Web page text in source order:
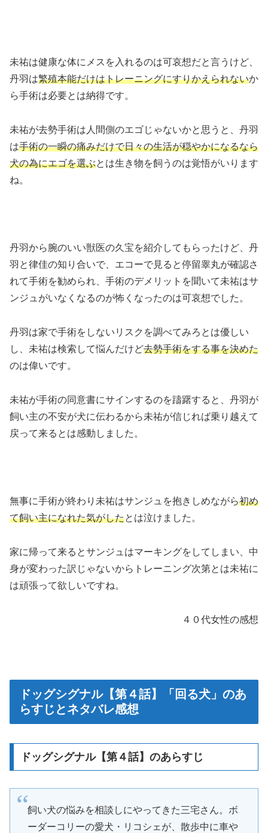
未祐は健康な体にメスを入れるのは可哀想だと言うけど、
丹羽は繁殖本能だけはトレーニングにすりかえられないか
ら手術は必要とは納得です。
未祐が去勢手術は人間側のエゴじゃないかと思うと、丹羽
は手術の一瞬の痛みだけで日々の生活が穏やかになるなら
犬の為にエゴを選ぶとは生き物を飼うのは覚悟がいります
ね。
丹羽から腕のいい獣医の久宝を紹介してもらったけど、丹
羽と律佳の知り合いで、エコーで見ると停留睾丸が確認さ
れて手術を勧められ、手術のデメリットを聞いて未祐はサ
ンジュがいなくなるのが怖くなったのは可哀想でした。
丹羽は家で手術をしないリスクを調べてみろとは優しい
し、未祐は検索して悩んだけど去勢手術をする事を決めた
のは偉いです。
未祐が手術の同意書にサインするのを躊躇すると、丹羽が
飼い主の不安が犬に伝わるから未祐が信じれば乗り越えて
戻って来るとは感動しました。
無事に手術が終わり未祐はサンジュを抱きしめながら初め
て飼い主になれた気がしたとは泣けました。
家に帰って来るとサンジュはマーキングをしてしまい、中
身が変わった訳じゃないからトレーニング次第とは未祐に
は頑張って欲しいですね。
４０代女性の感想
ドッグシグナル【第４話】「回る犬」のあ
らすじとネタバレ感想
ドッグシグナル【第４話】のあらすじ
飼い犬の悩みを相談しにやってきた三宅さん。ボ
ーダーコリーの愛犬・リコシェが、散歩中に車や